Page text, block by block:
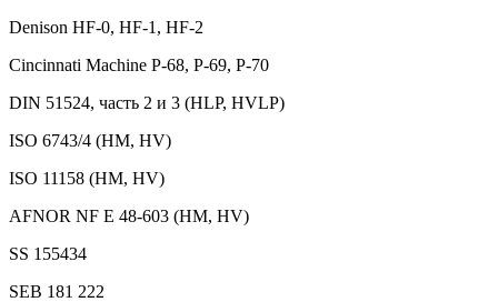
Denison HF-0, HF-1, HF-2
Cincinnati Machine P-68, P-69, P-70
DIN 51524, часть 2 и 3 (HLP, HVLP)
ISO 6743/4 (HM, HV)
ISO 11158 (HM, HV)
AFNOR NF E 48-603 (HM, HV)
SS 155434
SEB 181 222